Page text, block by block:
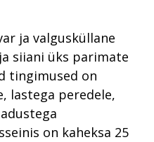
ja valgusküllane
siiani üks parimate
tingimused on
lastega peredele,
on kaheksa 25